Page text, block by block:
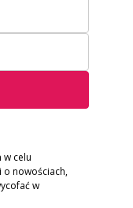
celu
o nowościach,
w